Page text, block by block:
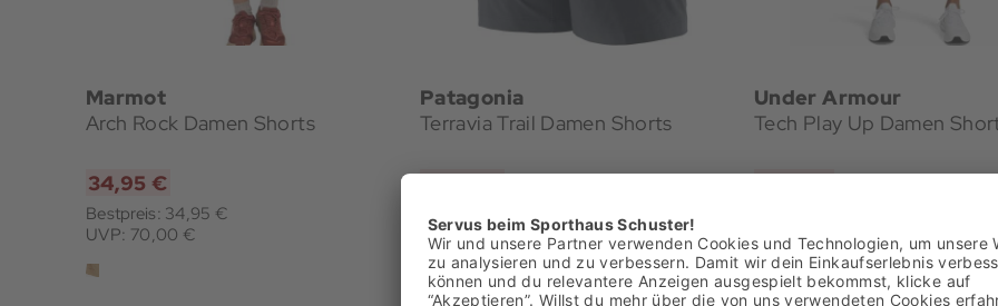
Marmot
Arch Rock Damen Shorts
34,95 €
Bestpreis: 34,95 €
UVP: 70,00 €
Patagonia
Terravia Trail Damen Shorts
Bestpreis: 79,95 €
UVP: 100,00 €
Under Armour
Tech Play Up Damen
UVP: 28,00 €
+4